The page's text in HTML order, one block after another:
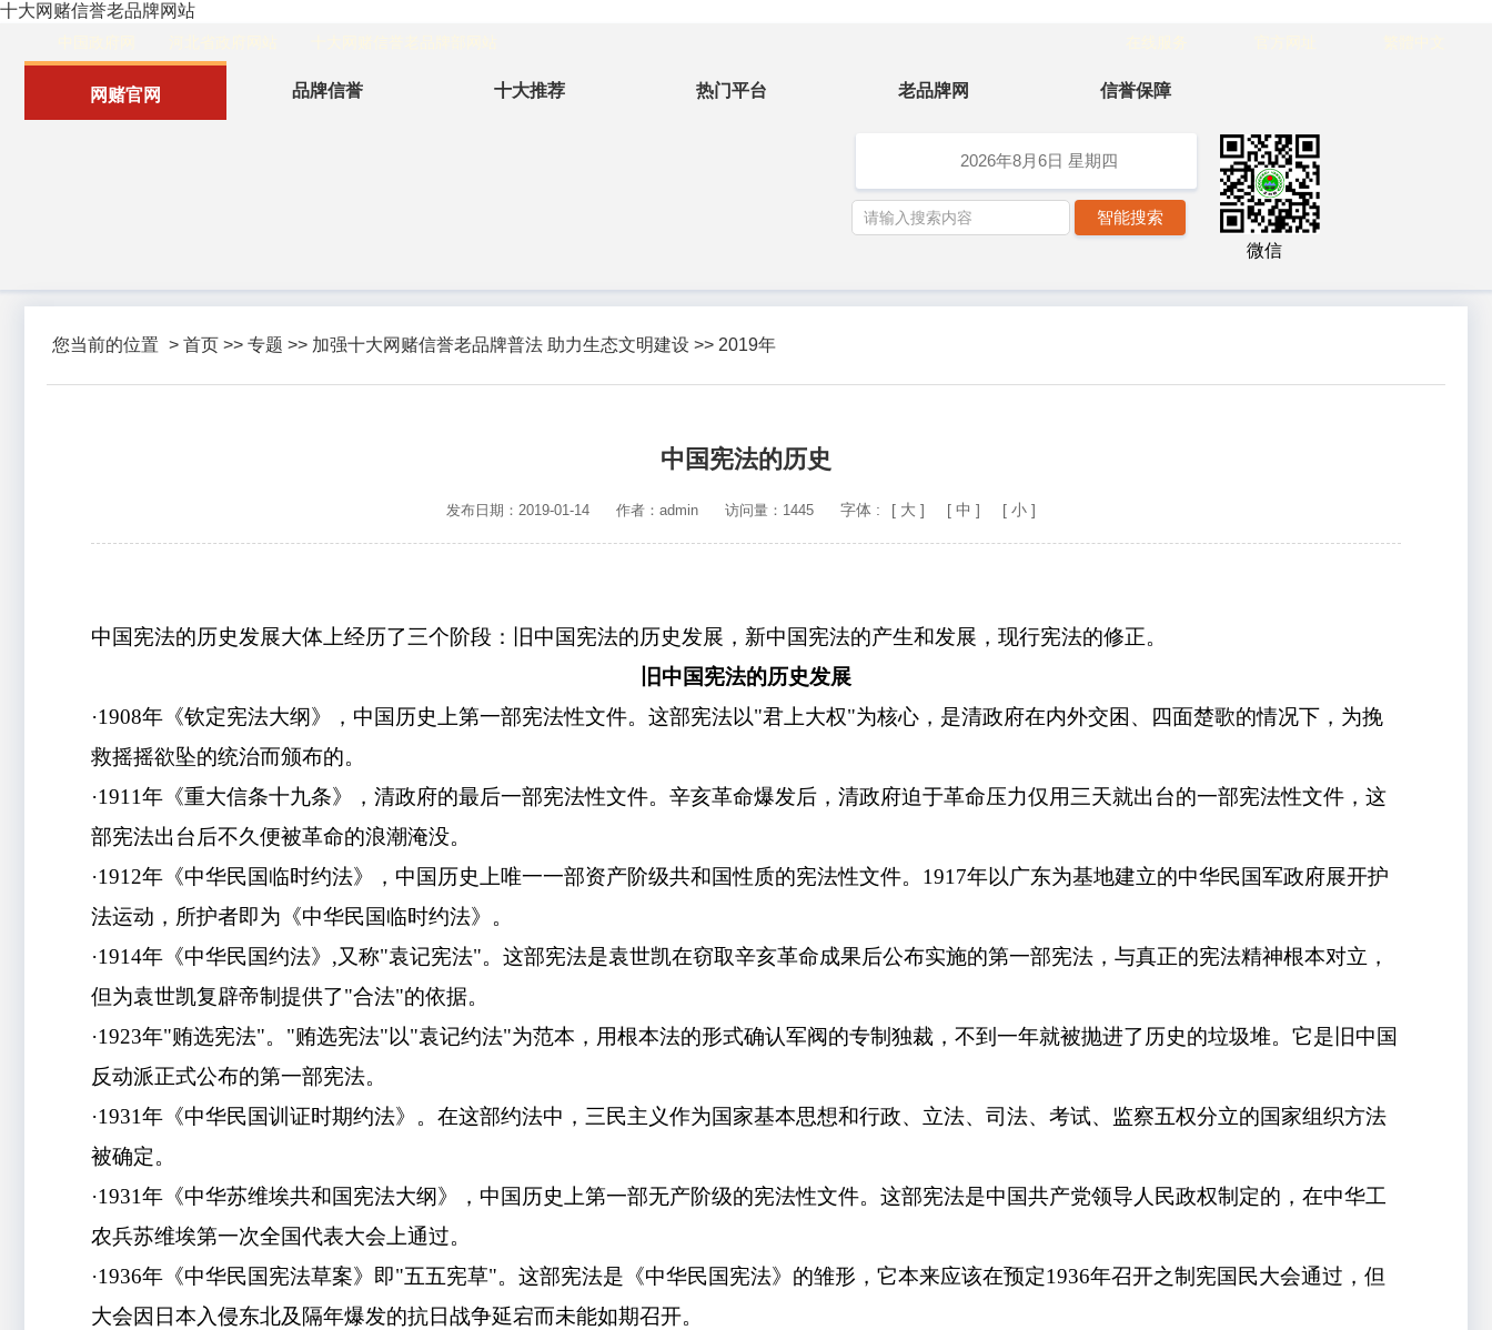
十大网赌信誉老品牌网站
网赌官网 品牌信誉 十大推荐 热门平台 老品牌网 信誉保障
2026年8月6日 星期四
微信
您当前的位置 > 首页 >> 专题 >> 加强十大网赌信誉老品牌普法 助力生态文明建设 >> 2019年
中国宪法的历史
发布日期：2019-01-14 作者：admin 访问量：1445 字体 : [ 大 ] [ 中 ] [ 小 ]
中国宪法的历史发展大体上经历了三个阶段：旧中国宪法的历史发展，新中国宪法的产生和发展，现行宪法的修正。
旧中国宪法的历史发展
·1908年《钦定宪法大纲》，中国历史上第一部宪法性文件。这部宪法以"君上大权"为核心，是清政府在内外交困、四面楚歌的情况下，为挽
救摇摇欲坠的统治而颁布的。
·1911年《重大信条十九条》，清政府的最后一部宪法性文件。辛亥革命爆发后，清政府迫于革命压力仅用三天就出台的一部宪法性文件，这
部宪法出台后不久便被革命的浪潮淹没。
·1912年《中华民国临时约法》，中国历史上唯一一部资产阶级共和国性质的宪法性文件。1917年以广东为基地建立的中华民国军政府展开护
法运动，所护者即为《中华民国临时约法》。
·1914年《中华民国约法》,又称"袁记宪法"。这部宪法是袁世凯在窃取辛亥革命成果后公布实施的第一部宪法，与真正的宪法精神根本对立，
但为袁世凯复辟帝制提供了"合法"的依据。
·1923年"贿选宪法"。"贿选宪法"以"袁记约法"为范本，用根本法的形式确认军阀的专制独裁，不到一年就被抛进了历史的垃圾堆。它是旧中国
反动派正式公布的第一部宪法。
·1931年《中华民国训证时期约法》。在这部约法中，三民主义作为国家基本思想和行政、立法、司法、考试、监察五权分立的国家组织方法
被确定。
·1931年《中华苏维埃共和国宪法大纲》，中国历史上第一部无产阶级的宪法性文件。这部宪法是中国共产党领导人民政权制定的，在中华工
农兵苏维埃第一次全国代表大会上通过。
·1936年《中华民国宪法草案》即"五五宪草"。这部宪法是《中华民国宪法》的雏形，它本来应该在预定1936年召开之制宪国民大会通过，但
大会因日本入侵东北及隔年爆发的抗日战争延宕而未能如期召开。